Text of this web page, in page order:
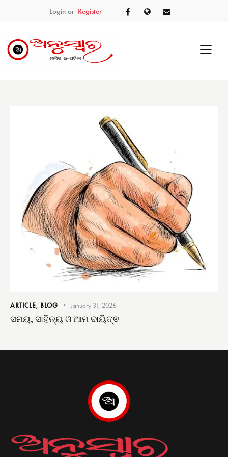
Login or Register
ARTICLE, BLOG January 31, 2026
ସମୟ, ସାହିତ୍ୟ ଓ ଆମ ଦାୟିତ୍ଵ